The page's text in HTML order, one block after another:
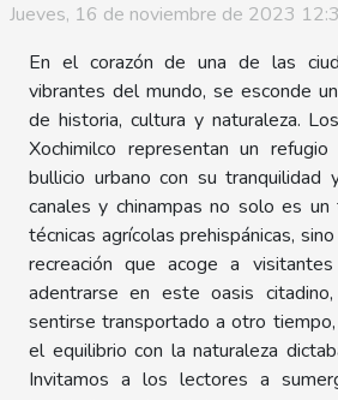
Jueves, 16 de noviembre de 2023
En el corazón de una de las
vibrantes del mundo, se esconde
de historia, cultura y naturaleza.
Xochimilco representan un
bullicio urbano con su
canales y chinampas no solo es
técnicas agrícolas prehispánicas,
recreación que acoge a
adentrarse en este oasis
sentirse transportado a otro
el equilibrio con la naturaleza
Invitamos a los lectores a